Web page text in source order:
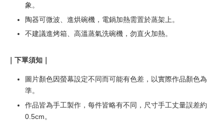
象。
陶器可微波、進烘碗機，電鍋加熱需置於蒸架上。
不建議進烤箱、高溫蒸氣洗碗機，勿直火加熱。
｜下單須知｜
圖片顏色因螢幕設定不同而可能有色差，以實際作品顏色為
準。
作品皆為手工製作，每件皆略有不同，尺寸手工丈量誤差約
0.5cm。